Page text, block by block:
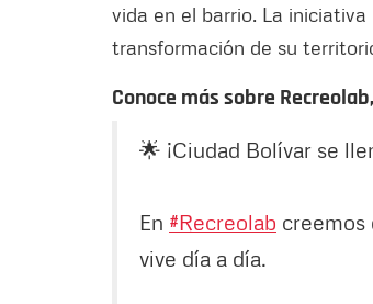
vida en el barrio. La
transformación de su
Conoce más sobre
🌟 ¡Ciudad Bolívar se
En #Recreolab creemos
vive día a día.